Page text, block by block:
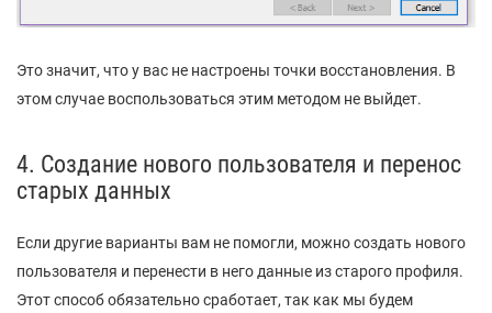
Это значит, что у вас не настроены точки восстановления. В
этом случае воспользоваться этим методом не выйдет.
4. Создание нового пользователя и перенос
старых данных
Если другие варианты вам не помогли, можно создать нового
пользователя и перенести в него данные из старого профиля.
Этот способ обязательно сработает, так как мы будем